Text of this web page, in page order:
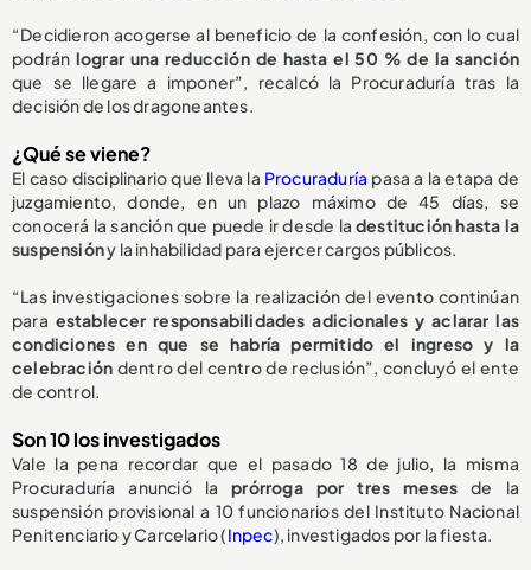
“Decidieron acogerse al beneficio de la confesión, con lo cual
podrán lograr una reducción de hasta el 50 % de la sanción
que se llegare a imponer”, recalcó la Procuraduría tras la
decisión de los dragoneantes.
¿Qué se viene?
El caso disciplinario que lleva la Procuraduría pasa a la etapa de
juzgamiento, donde, en un plazo máximo de 45 días, se
conocerá la sanción que puede ir desde ladestitución hasta la
suspensióny la inhabilidad para ejercer cargos públicos.
“Las investigaciones sobre la realización del evento continúan
para establecer responsabilidades adicionales y aclarar las
condiciones en que se habría permitido el ingreso y la
celebración dentro del centro de reclusión”, concluyó el ente
de control.
Son 10 los investigados
Vale la pena recordar que el pasado 18 de julio, la misma
Procuraduría anunció la prórroga por tres mesesde la
suspensión provisional a 10 funcionarios del Instituto Nacional
Penitenciario y Carcelario (Inpec), investigados por la fiesta.